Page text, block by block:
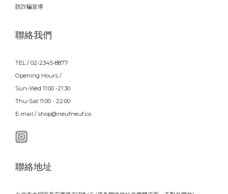
防詐騙宣導
聯絡我們
TEL / 02-2345-8877
Opening Hours /
Sun-Wed 11:00 -21:30
Thu-Sat 11:00 - 22:00
E-mail / shop@neufneuf.co
聯絡地址